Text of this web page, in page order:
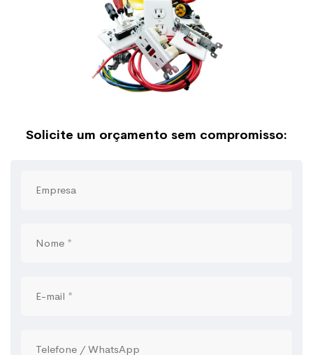
Solicite um orçamento sem compromisso: